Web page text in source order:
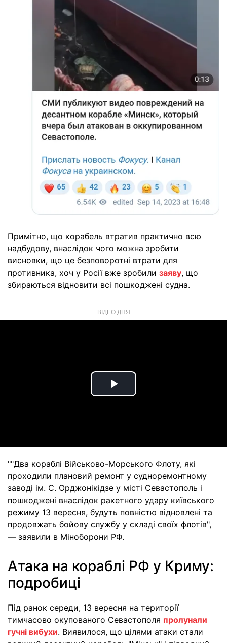
Примітно, що корабель втратив практично всю
надбудову, внаслідок чого можна зробити
висновки, що це безповоротні втрати для
противника, хоч у Росії вже зробили заяву, що
збираються відновити всі пошкоджені судна.
ВІДЕО ДНЯ
Play
""Два кораблі Військово-Морського Флоту, які
проходили плановий ремонт у судноремонтному
заводі ім. С. Орджонікідзе у місті Севастополь і
пошкоджені внаслідок ракетного удару київського
режиму 13 вересня, будуть повністю відновлені та
продовжать бойову службу у складі своїх флотів",
— заявили в Міноборони РФ.
Атака на кораблі РФ у Криму:
подробиці
Під ранок середи, 13 вересня на території
тимчасово окупованого Севастополя пролунали
гучні вибухи. Виявилося, що цілями атаки стали